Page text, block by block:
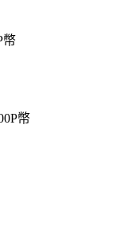
幣
幣